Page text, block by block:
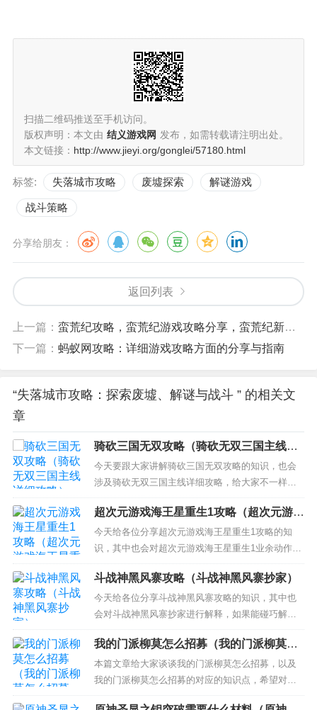
扫描二维码推送至手机访问。
版权声明：本文由 结义游戏网 发布，如需转载请注明出处。
本文链接： http://www.jieyi.org/gonglei/57180.html
标签: 失落城市攻略 废墟探索 解谜游戏
战斗策略
分享给朋友：
返回列表
上一篇： 蛮荒纪攻略，蛮荒纪游戏攻略分享，蛮荒纪新手指南，蛮荒纪职业选择攻略
下一篇： 蚂蚁网攻略：详细游戏攻略方面的分享与指南
“失落城市攻略：探索废墟、解谜与战斗 ” 的相关文
章
骑砍三国无双攻略（骑砍无双三国主线详
细攻略）
今天要跟大家讲解骑砍三国无双攻略的知识，也会
涉及骑砍无双三国主线详细攻略，给大家不一样的
解决方案！ 本文目录一览： 1、骑马与砍杀无双三
国主线攻略 2、骑马与砍杀无双三国秘籍 3、骑马与
砍杀：三国无双的游戏攻略 骑马与砍杀无双三国主
线攻略 1、黄巾军任务，杀10队黄巾军，必须手
快，完成后回...
超次元游戏海王星重生1攻略（超次元游戏
海王星重生1业余动作游戏）
今天给各位分享超次元游戏海王星重生1攻略的知
识，其中也会对超次元游戏海王星重生1业余动作游
戏进行解释，如果能碰巧解决你现在面临的问题，
别忘了关注本站，现在开始吧！ 本文目录一览：
1、超次元游戏海王星重生第一章迷宫boss怎么打
2、超次元海王星重生1真结局怎么做 3、超次元游
戏海王星 重生...
斗战神黑风寨攻略（斗战神黑风寨抄家）
今天给各位分享斗战神黑风寨攻略的知识，其中也
会对斗战神黑风寨抄家进行解释，如果能碰巧解决
你现在面临的问题，别忘了关注本站，现在开始
吧！ 本文目录一览： 1、斗战神黑风寨 2、斗战神
黑风寨群魔乱舞怎么做！ 3、叫我大掌柜黑风寨一共
多少关 4、斗战神神之猎场怎么玩 5、斗战神黑风寨
修练，...
我的门派柳莫怎么招募（我的门派柳莫怎
么招募的）
本篇文章给大家谈谈我的门派柳莫怎么招募，以及
我的门派柳莫怎么招募的对应的知识点，希望对各
位有所帮助，不要忘了收藏本站喔。 本文目录一